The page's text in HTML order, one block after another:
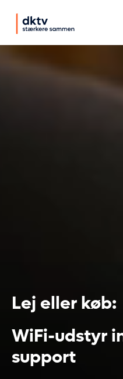
Lej eller køb:
WiFi-udstyr
support